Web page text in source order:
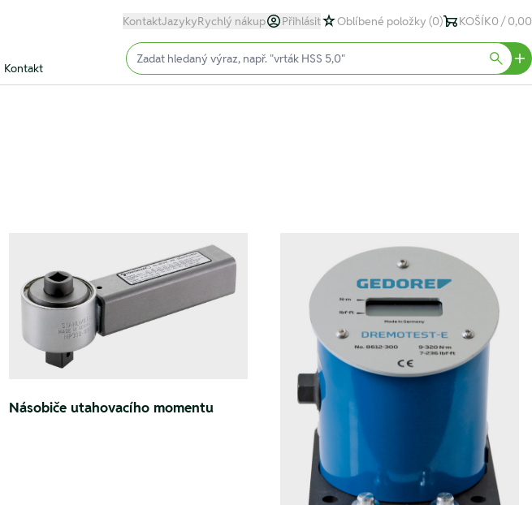
KontaktJazykyRychlý nákup Přihlásit Oblíbené položky (0) KOŠÍK0 / 0,00
Kontakt
Input (text)
Násobiče utahovacího momentu